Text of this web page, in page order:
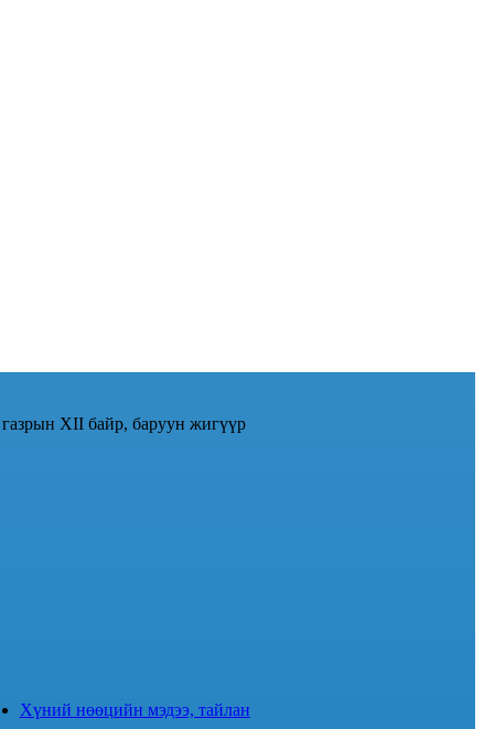
XII байр, баруун жигүүр
Хүний нөөцийн мэдээ, тайлан